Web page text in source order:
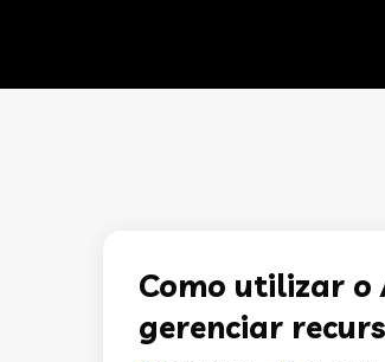
Como utilizar o
gerenciar